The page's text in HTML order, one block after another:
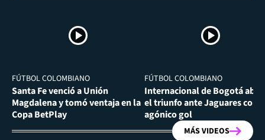
FÚTBOL COLOMBIANO
Santa Fe venció a Unión
Magdalena y tomó ventaja en la
Copa BetPlay
FÚTBOL COLOMBIANO
Internacional de Bogotá
el triunfo ante Jaguares con
agónico gol
MÁS VIDEOS